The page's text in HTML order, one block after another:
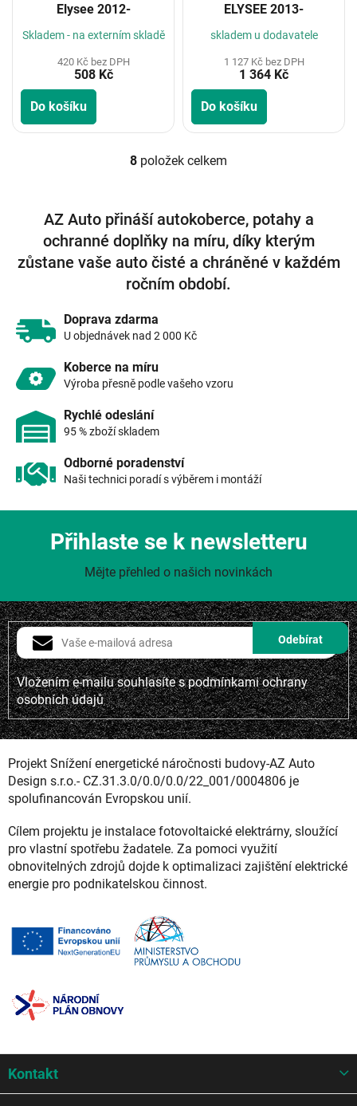
Elysee 2012-
Skladem - na externím skladě
420 Kč bez DPH
508 Kč
Do košíku
ELYSEE 2013-
skladem u dodavatele
1 127 Kč bez DPH
1 364 Kč
Do košíku
O
á
d
a
c
í
p
k
ý
8 položek celkem
AZ Auto přináší autokoberce, potahy a
ochranné doplňky na míru, díky kterým
zůstane vaše auto čisté a chráněné v každém
ročním období.
Doprava zdarma
U objednávek nad 2 000 Kč
Koberce na míru
Výroba přesně podle vašeho vzoru
Rychlé odeslání
95 % zboží skladem
Odborné poradenství
Naši technici poradí s výběrem i montáží
Vložením e-mailu souhlasíte spodmínkami ochrany
osobních údajů
Přihlaste se k newsletteru
Mějte přehled o našich novinkách
Projekt Snížení energetické náročnosti budovy-AZ Auto
Design s.r.o.- CZ.31.3.0/0.0/0.0/22_001/0004806 je
spolufinancován Evropskou unií.
Cílem projektu je instalace fotovoltaické elektrárny, sloužící
pro vlastní spotřebu žadatele. Za pomoci využití
obnovitelných zdrojů dojde k optimalizaci zajištění elektrické
energie pro podnikatelskou činnost.
p
Kontakt